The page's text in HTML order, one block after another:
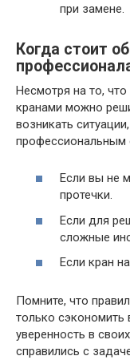
при замене.
Когда стоит
Несмотря на то,
кранами можно
возникать
профессиональным
Если вы не
протечки.
Если для
сложные
Если кран
Помните, что
только сэкономить
уверенность в
справились с